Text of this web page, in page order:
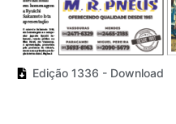
Edição 1336 - Download